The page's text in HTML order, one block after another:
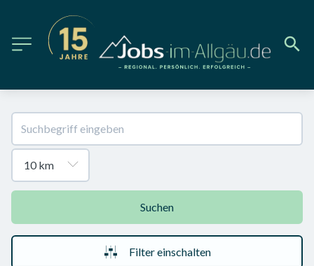
Suchen
Filter einschalten